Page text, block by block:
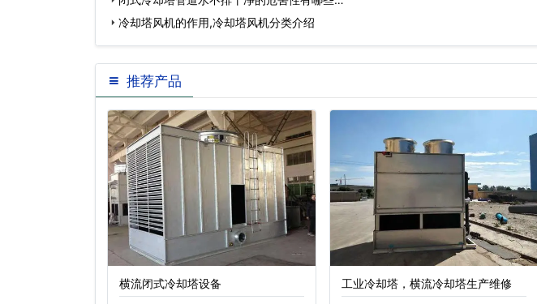
冷却塔风机的作用,冷却塔风机分类介绍
推荐产品
横流闭式冷却塔设备 工业冷却塔，横流冷却塔生产维修